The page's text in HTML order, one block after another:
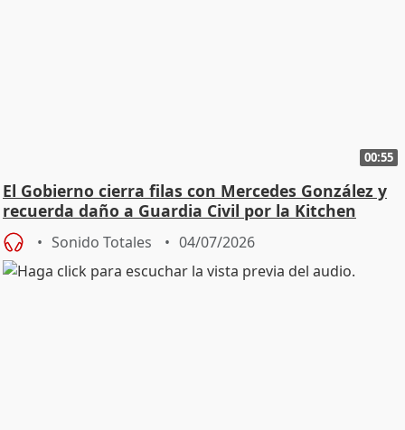
00:55
El Gobierno cierra filas con Mercedes González y
recuerda daño a Guardia Civil por la Kitchen
Sonido Totales 04/07/2026